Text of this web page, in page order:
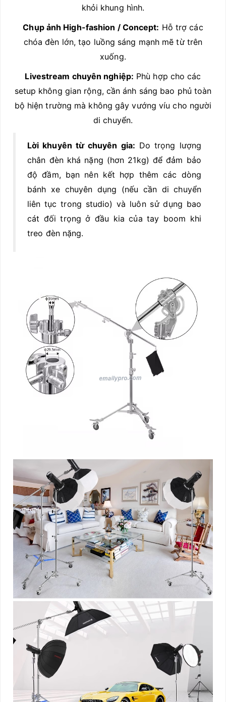
khỏi khung hình.
Chụp ảnh High-fashion / Concept: Hỗ trợ các
chóa đèn lớn, tạo luồng sáng mạnh mẽ từ trên
xuống.
Livestream chuyên nghiệp: Phù hợp cho các
setup không gian rộng, cần ánh sáng bao phủ toàn
bộ hiện trường mà không gây vướng víu cho người
di chuyển.
Lời khuyên từ chuyên gia: Do trọng lượng
chân đèn khá nặng (hơn 21kg) để đảm bảo
độ đầm, bạn nên kết hợp thêm các dòng
bánh xe chuyên dụng (nếu cần di chuyển
liên tục trong studio) và luôn sử dụng bao
cát đối trọng ở đầu kia của tay boom khi
treo đèn nặng.